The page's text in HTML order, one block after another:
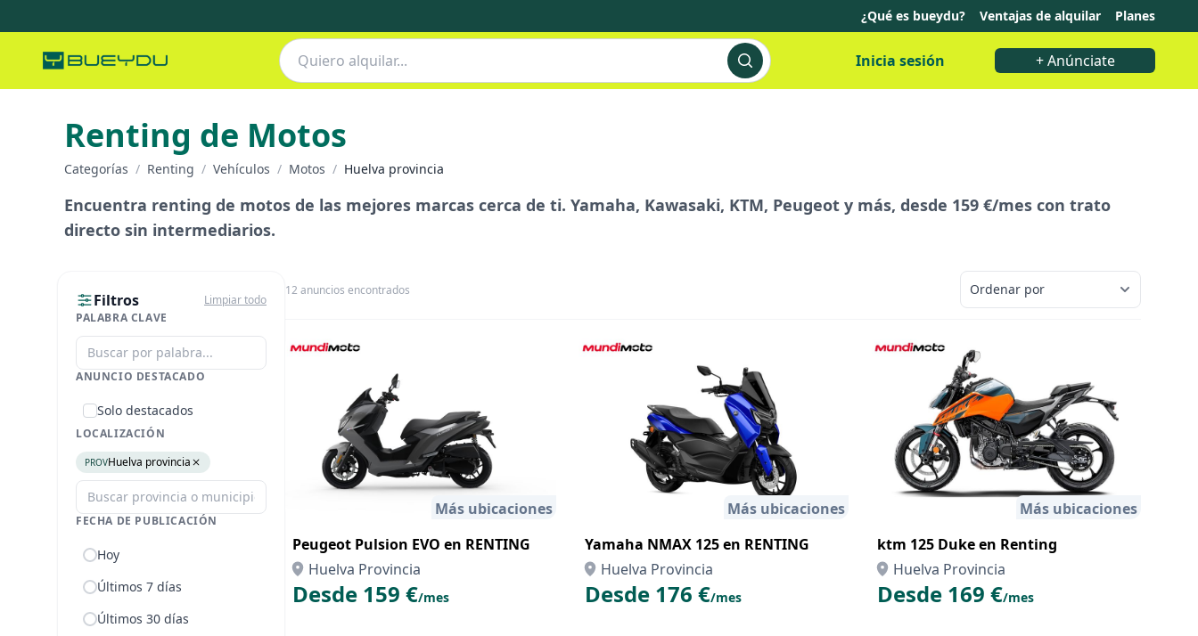
¿Qué es bueydu? Ventajas de alquilar Planes
Inicia sesión + Anúnciate
Renting de Motos
Categorías / Renting / Vehículos / Motos / Huelva provincia
Encuentra renting de motos de las mejores marcas cerca de ti. Yamaha, Kawasaki, KTM, Peugeot y más, desde 159 €/mes con trato
directo sin intermediarios.
Filtros
Limpiar todo
PALABRA CLAVE
ANUNCIO DESTACADO
Solo destacados
LOCALIZACIÓN
PROVHuelva provincia
FECHA DE PUBLICACIÓN
Hoy
Últimos 7 días
Últimos 30 días
12 anuncios encontrados
Más ubicaciones
Peugeot Pulsion EVO en RENTING
Huelva Provincia
Desde 159 €/mes
Más ubicaciones
Yamaha NMAX 125 en RENTING
Huelva Provincia
Desde 176 €/mes
Más ubicaciones
ktm 125 Duke en Renting
Huelva Provincia
Desde 169 €/mes